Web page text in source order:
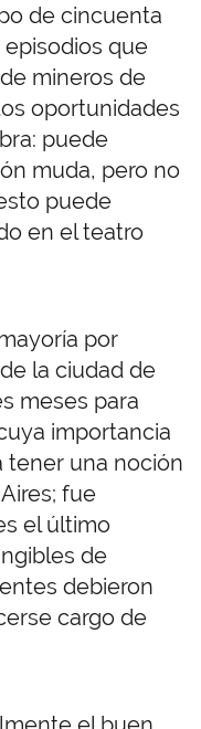
de cincuenta
que
mineros de
oportunidades
puede
muda, pero no
puede
en el teatro
por
la ciudad de
meses para
importancia
una noción
fue
el último
de
debieron
cargo de